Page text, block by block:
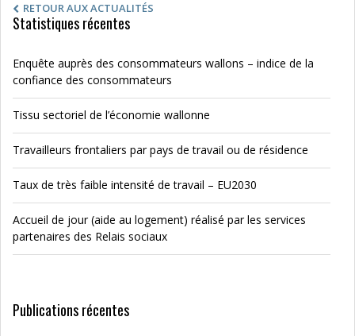
RETOUR AUX ACTUALITÉS
Statistiques récentes
Enquête auprès des consommateurs wallons – indice de la
confiance des consommateurs
Tissu sectoriel de l’économie wallonne
Travailleurs frontaliers par pays de travail ou de résidence
Taux de très faible intensité de travail – EU2030
Accueil de jour (aide au logement) réalisé par les services
partenaires des Relais sociaux
Publications récentes